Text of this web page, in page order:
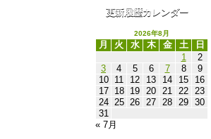
更新履歴カレンダー
2026年8月
月 火 水 木 金 土
日
1
2
3
4 5 6 7 8
9
10
11 12 13 14 15
16
17
18 19 20 21 22 23
24 25 26 27 28 29 30
31
« 7月